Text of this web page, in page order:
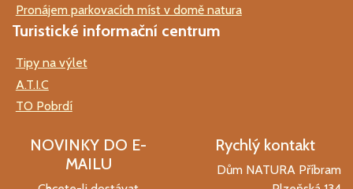
Pronájem parkovacích míst v domě natura
Turistické informační centrum
Tipy na výlet
A.T.I.C
TO Pobrdí
NOVINKY DO E-
MAILU
Rychlý kontakt
Dům NATURA Příbram